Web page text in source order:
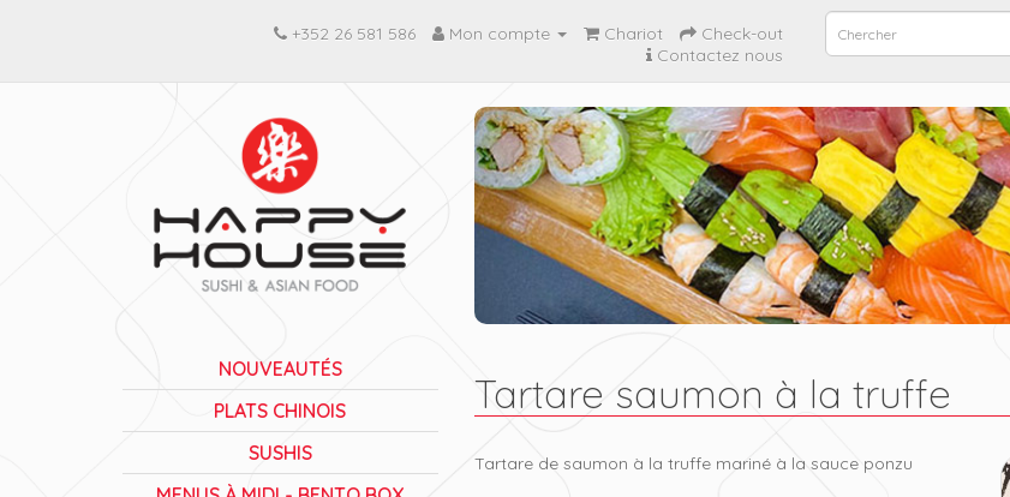
+352 26 581 586 Mon compte Chariot
Check-out
Contactez nous
NOUVEAUTÉS
PLATS CHINOIS
SUSHIS
Tartare saumon à la truffe
Tartare de saumon à la truffe mariné à la sauce ponzu